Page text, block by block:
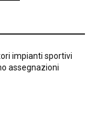
impianti sportivi
assegnazioni